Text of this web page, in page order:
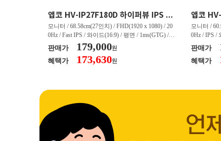
앱코 HV-IP27F180D 하이퍼뷰 IPS FHD 200 HDR 무결점
모니터 / 68.58cm(27인치) / FHD(1920 x 1080) / 20
0Hz / Fast IPS / 와이드(16:9) / 평면 / 1ms(GTG) / 3
50nit / 1,000:1 / 헤드폰 아웃 / LED 조명 / 틸트(상
하) / 6kg / [색상영역] / sRGB:128% / Adobe RGB:8
5% / DCI-P3:91% / NTSC:90% / [게임특화] / 조준
판매가 179,000원
혜택가 173,630원
모니터 /
0Hz / IPS /
50nit /
하) / 4.9kg
80% / DCI-
판매가
혜택가